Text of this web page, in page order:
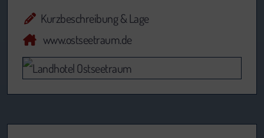
Kurzbeschreibung & Lage
www.ostseetraum.de